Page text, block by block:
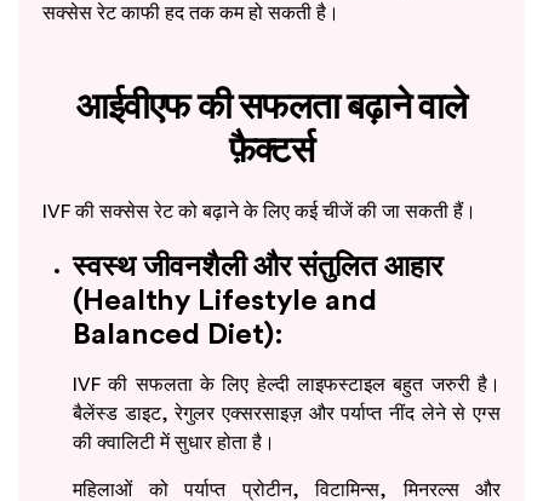
सक्सेस रेट काफी हद तक कम हो सकती है।
आईवीएफ की सफलता बढ़ाने वाले
फ़ैक्टर्स
IVF की सक्सेस रेट को बढ़ाने के लिए कई चीजें की जा सकती हैं।
स्वस्थ जीवनशैली और संतुलित आहार
(Healthy Lifestyle and
Balanced Diet):
IVF की सफलता के लिए हेल्दी लाइफस्टाइल बहुत जरुरी है।
बैलेंस्ड डाइट, रेगुलर एक्सरसाइज़ और पर्याप्त नींद लेने से एग्स
की क्वालिटी में सुधार होता है।
महिलाओं को पर्याप्त प्रोटीन, विटामिन्स, मिनरल्स और